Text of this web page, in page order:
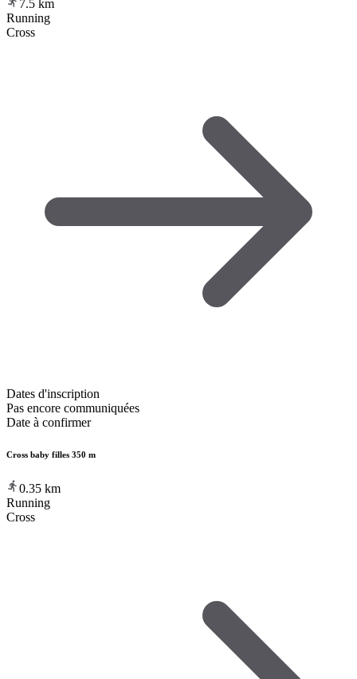
7.5 km
Running
Cross
Dates d'inscription
Pas encore communiquées
Date à confirmer
Cross baby filles 350 m
0.35 km
Running
Cross